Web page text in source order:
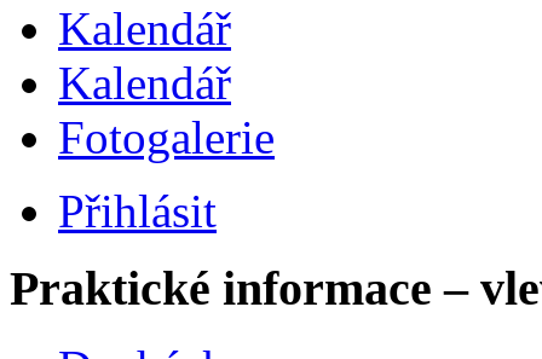
Kalendář
Kalendář
Fotogalerie
Přihlásit
Praktické informace –